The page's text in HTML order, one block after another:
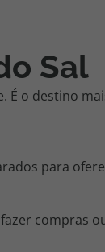
Sal
É o destino
para
compras